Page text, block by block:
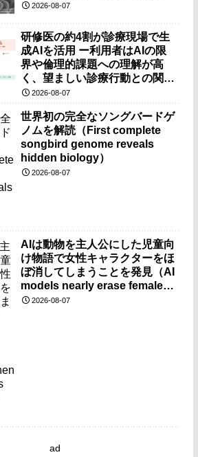
2026-08-07
研修医の約4割が診療現場で生
成AIを活用 ー利用者はAIの限
界や倫理的課題への理解が高
く、望ましい診療行動との関連
も確認ー
2026-08-07
世界初の完全なソングバードゲ
ノムを解読（First complete
songbird genome reveals
hidden biology）
2026-08-07
AIは動物を主人公にした児童向
け物語で女性キャラクターをほ
ぼ消してしまうことを発見（AI
models nearly erase female
characters when they write
2026-08-07
ad